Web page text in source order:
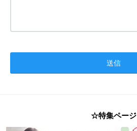
☆特集ページ